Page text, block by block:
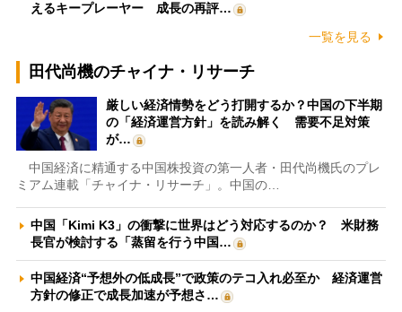
えるキープレーヤー 成長の再評…
一覧を見る
田代尚機のチャイナ・リサーチ
厳しい経済情勢をどう打開するか？中国の下半期
の「経済運営方針」を読み解く 需要不足対策
が…
中国経済に精通する中国株投資の第一人者・田代尚機氏のプレ
ミアム連載「チャイナ・リサーチ」。中国の…
中国「Kimi K3」の衝撃に世界はどう対応するのか？ 米財務
長官が検討する「蒸留を行う中国…
中国経済“予想外の低成長”で政策のテコ入れ必至か 経済運営
方針の修正で成長加速が予想さ…